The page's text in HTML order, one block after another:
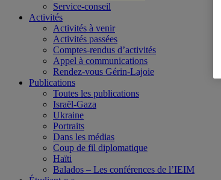
Service-conseil
Activités
Activités à venir
Activités passées
Comptes-rendus d’activités
Appel à communications
Rendez-vous Gérin-Lajoie
Publications
Toutes les publications
Israël-Gaza
Ukraine
Portraits
Dans les médias
Coup de fil diplomatique
Haïti
Balados – Les conférences de l’IEIM